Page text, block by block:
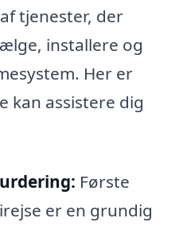
tjenester, der
installere og
Her er
kan assistere dig
Første
er en grundig